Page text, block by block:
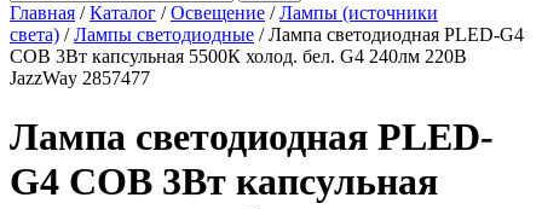
Главная /Каталог /Освещение /Лампы (источники
света) /Лампы светодиодные / Лампа светодиодная PLED-G4
COB 3Вт капсульная 5500К холод. бел. G4 240лм 220В
JazzWay 2857477
Лампа светодиодная PLED-
G4 COB 3Вт капсульная